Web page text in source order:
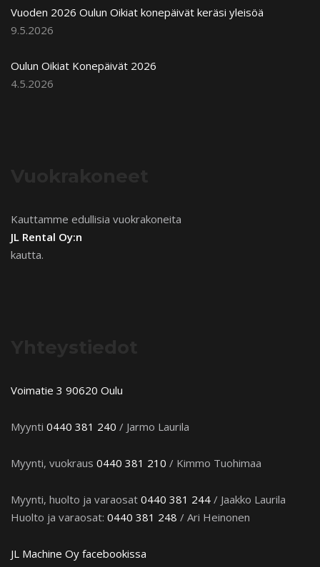
Vuoden 2026 Oulun Oikiat konepäivät keräsi yleisöä
9.5.2026
Oulun Oikiat Konepäivät 2026
4.5.2026
Kauttamme edullisia vuokrakoneita
JL Rental Oy:n
kautta.
Voimatie 3 90620 Oulu
Myynti 0440 381 240 / Jarmo Laurila
Myynti, vuokraus 0440 381 210 / Kimmo Tuohimaa
Myynti, huolto ja varaosat 0440 381 244 / Jaakko Laurila
Huolto ja varaosat: 0440 381 248 / Ari Heinonen
JL Machine Oy facebookissa